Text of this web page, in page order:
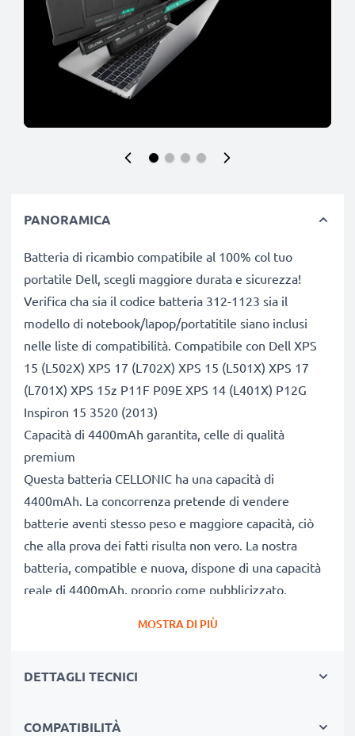
PANORAMICA
Batteria di ricambio compatibile al 100% col tuo
portatile Dell, scegli maggiore durata e sicurezza!
Verifica cha sia il codice batteria 312-1123 sia il
modello di notebook/lapop/portatitile siano inclusi
nelle liste di compatibilità. Compatibile con Dell XPS
15 (L502X) XPS 17 (L702X) XPS 15 (L501X) XPS 17
(L701X) XPS 15z P11F P09E XPS 14 (L401X) P12G
Inspiron 15 3520 (2013)
Capacità di 4400mAh garantita, celle di qualità
premium
Questa batteria CELLONIC ha una capacità di
4400mAh. La concorrenza pretende di vendere
batterie aventi stesso peso e maggiore capacità, ciò
che alla prova dei fatti risulta non vero. La nostra
batteria, compatible e nuova, dispone di una capacità
reale di 4400mAh, proprio come pubblicizzato.
potenza & autonomia. Le prestazioni eguagliano o
raggiungendo un altissimo numero di cicli di carica-
MOSTRA DI PIÙ
DETTAGLI TECNICI
COMPATIBILITÀ